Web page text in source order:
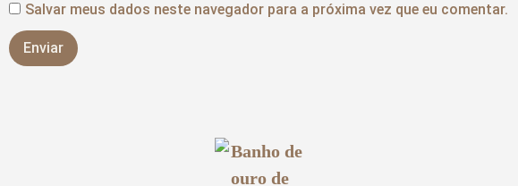
Salvar meus dados neste navegador para a próxima vez que eu comentar.